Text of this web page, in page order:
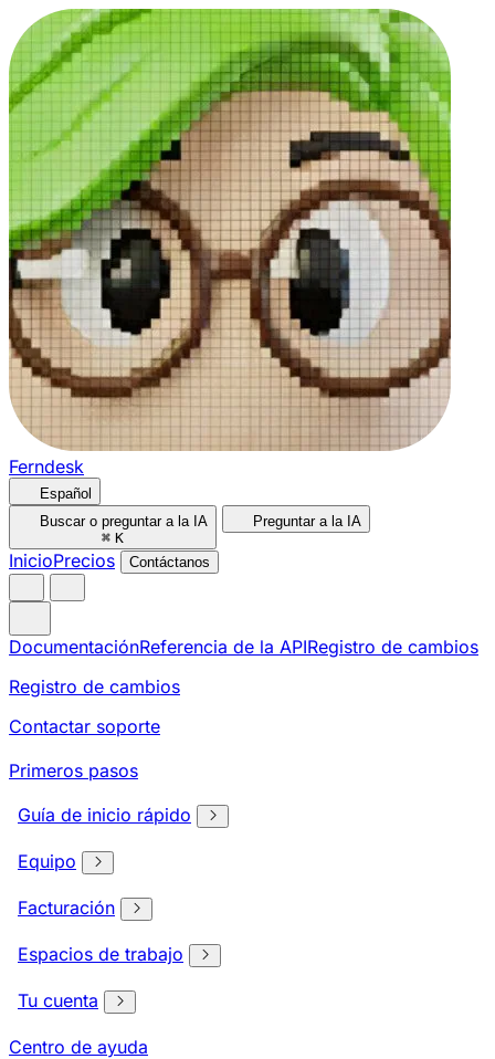
Ferndesk
Español
Buscar o preguntar a la IA
⌘ K
Preguntar a la IA
InicioPrecios Contáctanos
DocumentaciónReferencia de la APIRegistro de cambios
Registro de cambios
Contactar soporte
Primeros pasos
Guía de inicio rápido
Equipo
Facturación
Espacios de trabajo
Tu cuenta
Centro de ayuda